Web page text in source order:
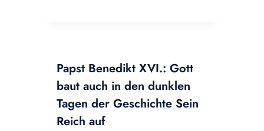
Papst Benedikt XVI.: Gott
baut auch in den dunklen
Tagen der Geschichte Sein
Reich auf